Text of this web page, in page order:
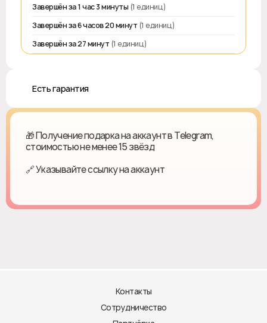
Завершён за 1 час 3 минуты (1 единиц)
Завершён за 6 часов 20 минут (1 единиц)
Завершён за 27 минут (1 единиц)
♻️ Есть гарантия
🎁 Получение подарка на аккаунт в Telegram,
стоимостью не менее 15 звёзд
🔗 Указывайте ссылку на аккаунт
Контакты
Сотрудничество